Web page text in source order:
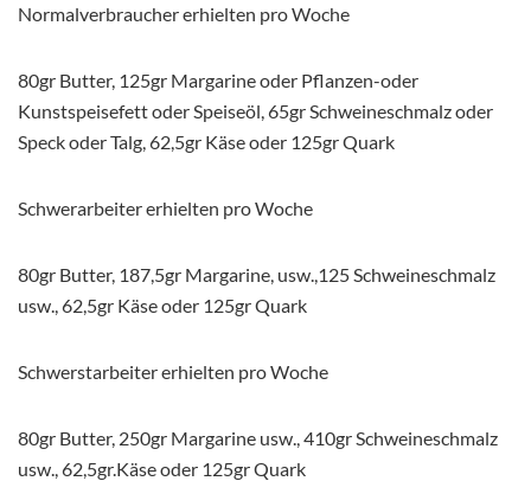
Normalverbraucher erhielten pro Woche
80gr Butter, 125gr Margarine oder Pflanzen-oder
Kunstspeisefett oder Speiseöl, 65gr Schweineschmalz oder
Speck oder Talg, 62,5gr Käse oder 125gr Quark
Schwerarbeiter erhielten pro Woche
80gr Butter, 187,5gr Margarine, usw.,125 Schweineschmalz
usw., 62,5gr Käse oder 125gr Quark
Schwerstarbeiter erhielten pro Woche
80gr Butter, 250gr Margarine usw., 410gr Schweineschmalz
usw., 62,5gr.Käse oder 125gr Quark